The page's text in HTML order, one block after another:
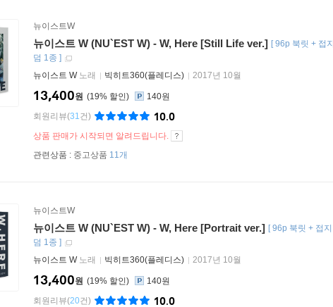
뉴이스트W
뉴이스트 W (NU`EST W) - W, Here [Still Life ver.] [96p 북릿 + 접
덤 1종 ]
뉴이스트 W노래 빅히트360(플레디스) 2017년 10월
19%
13,400원
140원
회원리뷰(31건) 10.0
상품 판매가 시작되면 알려드립니다.
관련상품 : 중고상품 11개
뉴이스트W
뉴이스트 W (NU`EST W) - W, Here [Portrait ver.] [96p 북릿 + 접
덤 1종 ]
뉴이스트 W노래 빅히트360(플레디스) 2017년 10월
19%
13,400원
140원
회원리뷰(20건) 10.0